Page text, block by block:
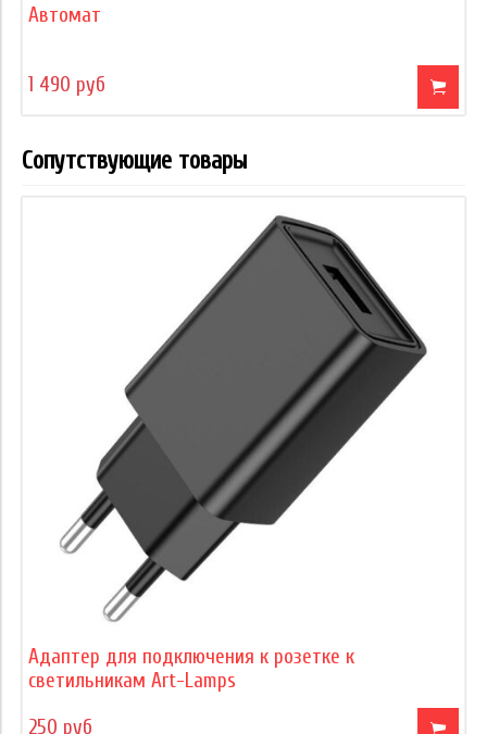
Автомат
1 490 руб
Сопутствующие товары
Адаптер для подключения к розетке к
светильникам Art-Lamps
250 руб